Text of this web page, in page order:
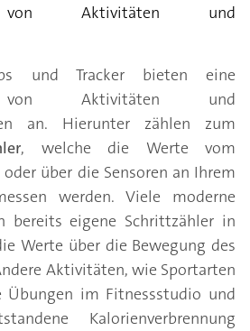
von Aktivitäten und
und Tracker bieten eine
von Aktivitäten und
an. Hierunter zählen zum
, welche die Werte vom
über die Sensoren an Ihrem
werden. Viele moderne
bereits eigene Schrittzähler in
Werte über die Bewegung des
Aktivitäten, wie Sportarten
Übungen im Fitnessstudio und
Kalorienverbrennung